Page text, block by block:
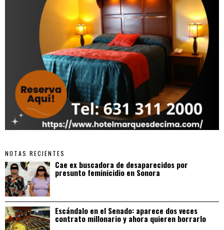
NOTAS RECIENTES
Cae ex buscadora de desaparecidos por
presunto feminicidio en Sonora
Escándalo en el Senado: aparece dos veces
contrato millonario y ahora quieren borrarlo